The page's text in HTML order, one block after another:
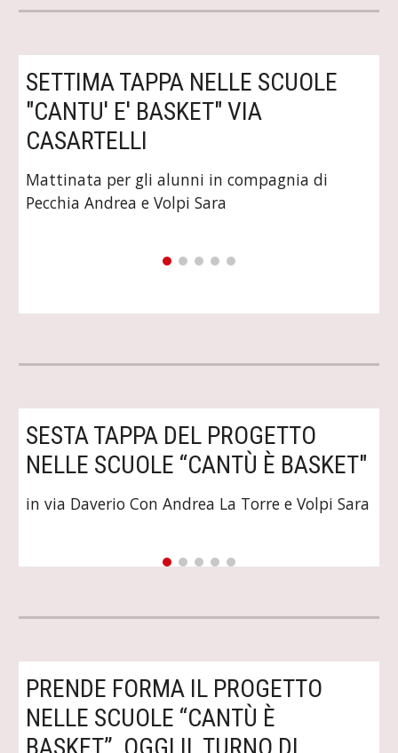
SETTIMA TAPPA NELLE SCUOLE
"CANTU' E' BASKET" VIA
CASARTELLI
Mattinata per gli alunni in compagnia di
Pecchia Andrea e Volpi Sara
SESTA TAPPA DEL PROGETTO
in via Daverio Con Andrea La Torre e Volpi Sara
PRENDE FORMA IL PROGETTO
NELLE SCUOLE “CANTÙ È